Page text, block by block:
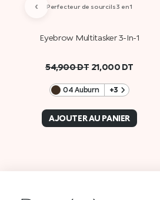
Perfecteur de sourcils 3 en 1
Eyebrow Multitasker 3-In-1
54,900DT 21,000 DT
04 Auburn +3
AJOUTER AU PANIER
‹